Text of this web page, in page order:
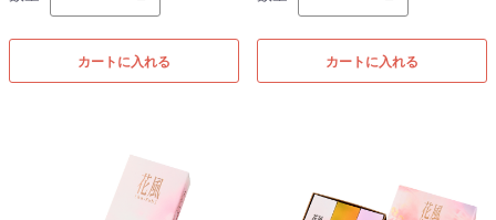
カートに入れる カートに入れる